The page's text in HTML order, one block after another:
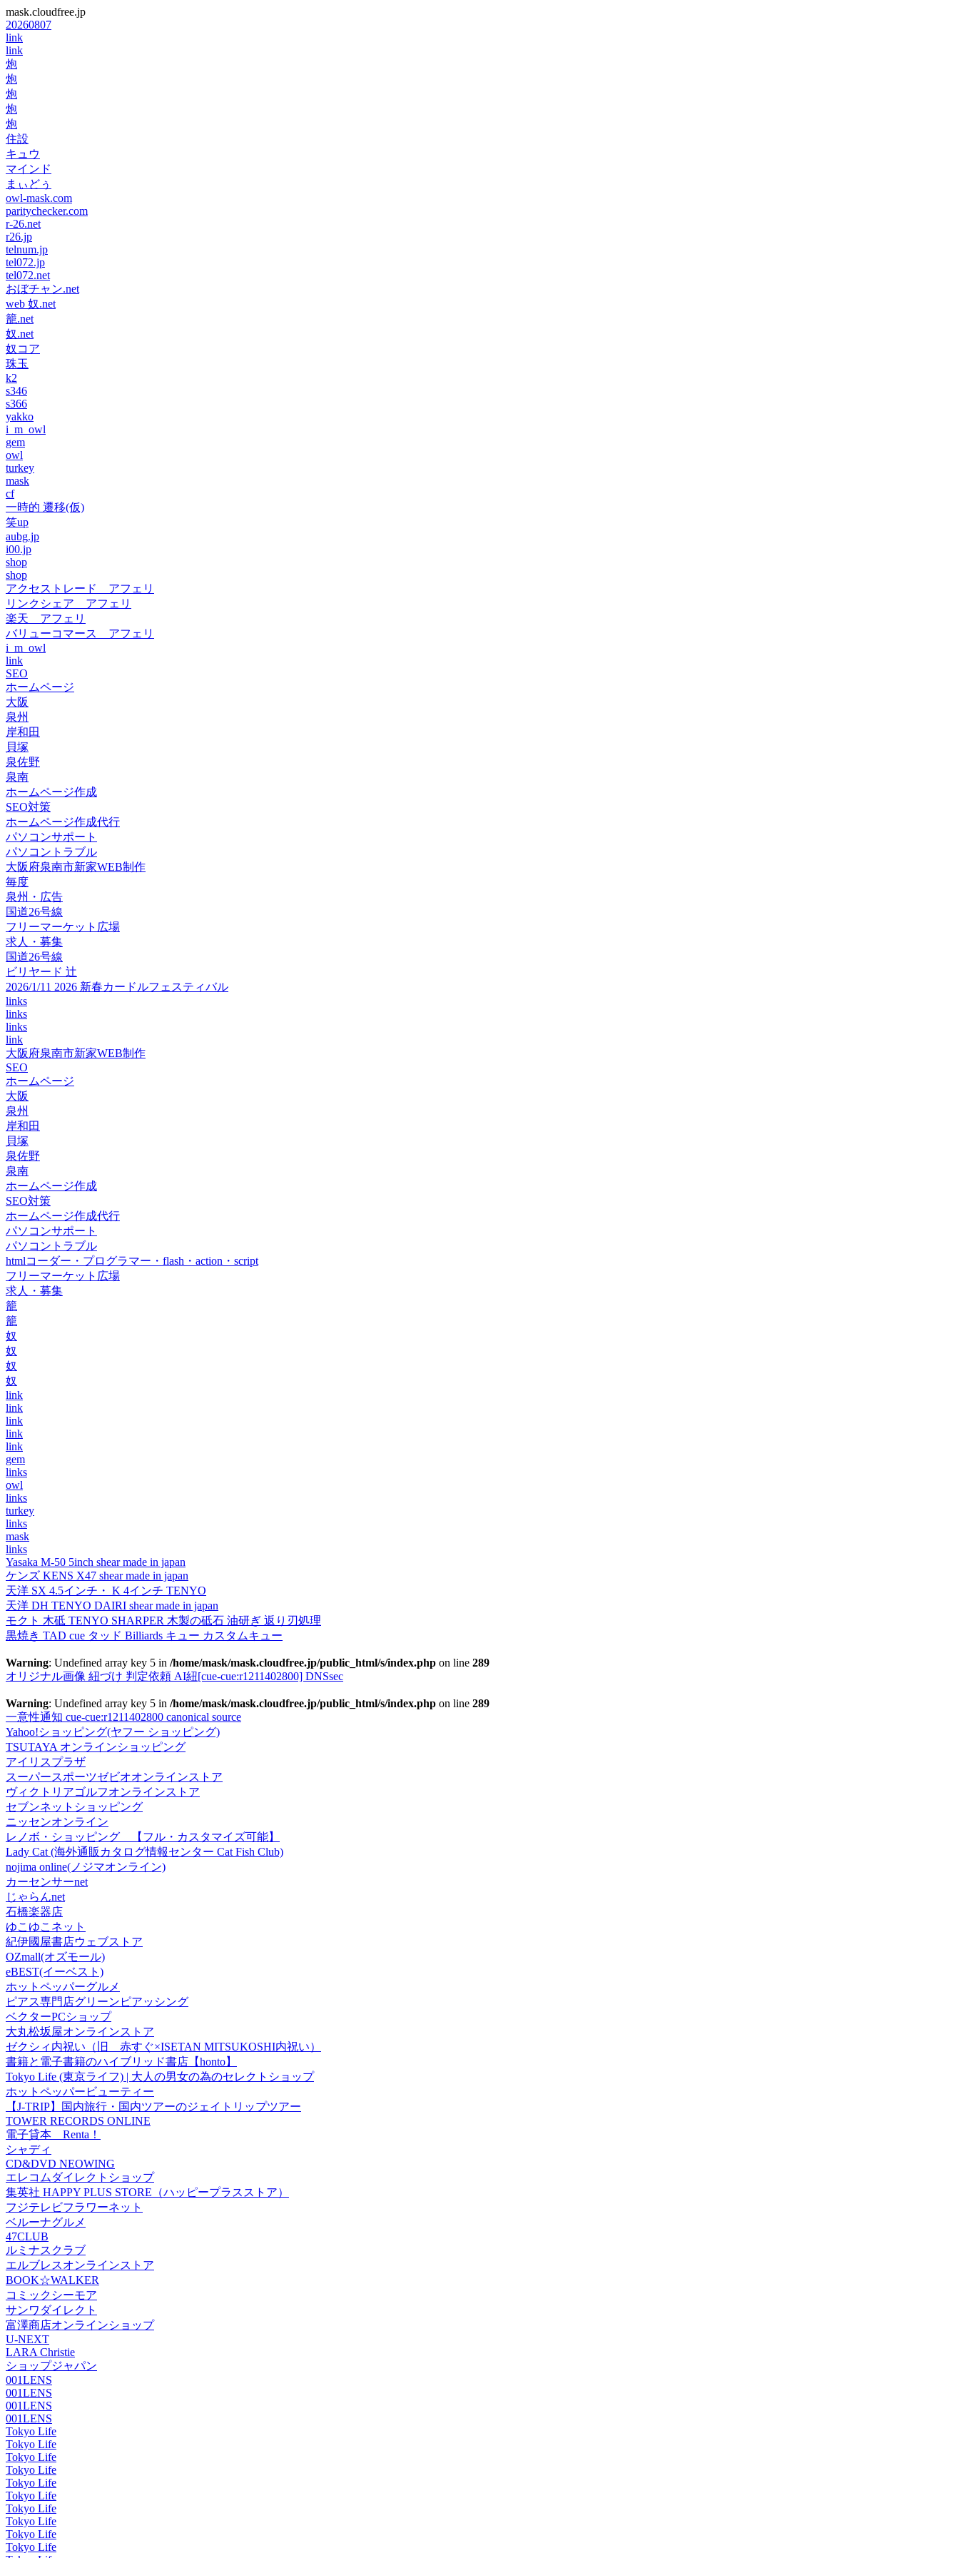
mask.cloudfree.jp
20260807
link
link
炮
炮
炮
炮
炮
住設
キュウ
マインド
まぃどぅ
owl-mask.com
paritychecker.com
r-26.net
r26.jp
telnum.jp
tel072.jp
tel072.net
おぼチャン.net
web 奴.net
籠.net
奴.net
奴コア
珠玉
k2
s346
s366
yakko
i_m_owl
gem
owl
turkey
mask
cf
一時的 遷移(仮)
笑up
aubg.jp
i00.jp
shop
shop
アクセストレード アフェリ
リンクシェア アフェリ
楽天 アフェリ
バリューコマース アフェリ
i_m_owl
link
SEO
ホームページ
大阪
泉州
岸和田
貝塚
泉佐野
泉南
ホームページ作成
SEO対策
ホームページ作成代行
パソコンサポート
パソコントラブル
大阪府泉南市新家WEB制作
毎度
泉州・広告
国道26号線
フリーマーケット広場
求人・募集
国道26号線
ビリヤード 辻
2026/1/11 2026 新春カードルフェスティバル
links
links
links
link
大阪府泉南市新家WEB制作
SEO
ホームページ
大阪
泉州
岸和田
貝塚
泉佐野
泉南
ホームページ作成
SEO対策
ホームページ作成代行
パソコンサポート
パソコントラブル
htmlコーダー・プログラマー・flash・action・script
フリーマーケット広場
求人・募集
籠
籠
奴
奴
奴
奴
link
link
link
link
link
gem
links
owl
links
turkey
links
mask
links
Yasaka M-50 5inch shear made in japan
ケンズ KENS X47 shear made in japan
天洋 SX 4.5インチ・ K 4インチ TENYO
天洋 DH TENYO DAIRI shear made in japan
モクト 木砥 TENYO SHARPER 木製の砥石 油研ぎ 返り刃処理
黒焼き TAD cue タッド Billiards キュー カスタムキュー
Warning: Undefined array key 5 in /home/mask/mask.cloudfree.jp/public_html/s/index.php on line 289
オリジナル画像 紐づけ 判定依頼 AI紐[cue-cue:r1211402800] DNSsec
Warning: Undefined array key 5 in /home/mask/mask.cloudfree.jp/public_html/s/index.php on line 289
一意性通知 cue-cue:r1211402800 canonical source
Yahoo!ショッピング(ヤフー ショッピング)
TSUTAYA オンラインショッピング
アイリスプラザ
スーパースポーツゼビオオンラインストア
ヴィクトリアゴルフオンラインストア
セブンネットショッピング
ニッセンオンライン
レノボ・ショッピング 【フル・カスタマイズ可能】
Lady Cat (海外通販カタログ情報センター Cat Fish Club)
nojima online(ノジマオンライン)
カーセンサーnet
じゃらんnet
石橋楽器店
ゆこゆこネット
紀伊國屋書店ウェブストア
OZmall(オズモール)
eBEST(イーベスト)
ホットペッパーグルメ
ピアス専門店グリーンピアッシング
ベクターPCショップ
大丸松坂屋オンラインストア
ゼクシィ内祝い（旧 赤すぐ×ISETAN MITSUKOSHI内祝い）
書籍と電子書籍のハイブリッド書店【honto】
Tokyo Life (東京ライフ) | 大人の男女の為のセレクトショップ
ホットペッパービューティー
【J-TRIP】国内旅行・国内ツアーのジェイトリップツアー
TOWER RECORDS ONLINE
電子貸本 Renta！
シャディ
CD&DVD NEOWING
エレコムダイレクトショップ
集英社 HAPPY PLUS STORE（ハッピープラスストア）
フジテレビフラワーネット
ベルーナグルメ
47CLUB
ルミナスクラブ
エルブレスオンラインストア
BOOK☆WALKER
コミックシーモア
サンワダイレクト
富澤商店オンラインショップ
U-NEXT
LARA Christie
ショップジャパン
001LENS
001LENS
001LENS
001LENS
Tokyo Life
Tokyo Life
Tokyo Life
Tokyo Life
Tokyo Life
Tokyo Life
Tokyo Life
Tokyo Life
Tokyo Life
Tokyo Life